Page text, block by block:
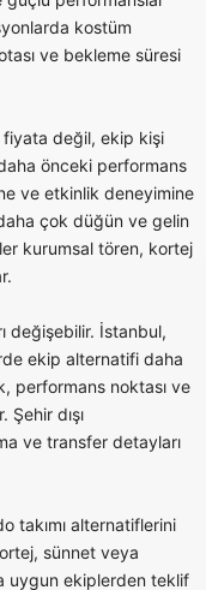
kostüm
ve bekleme süresi
fiyata değil, ekip kişi
önceki performans
ve etkinlik deneyimine
çok düğün ve gelin
kurumsal tören, kortej
değişebilir. İstanbul,
ekip alternatifi daha
performans noktası ve
dışı
ve transfer detayları
takımı alternatiflerini
sünnet veya
uygun ekiplerden teklif